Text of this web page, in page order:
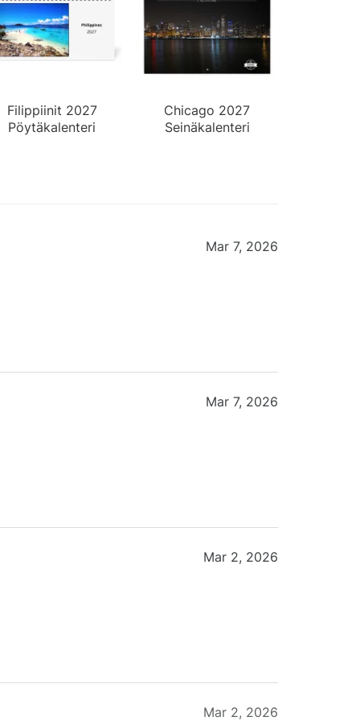
Filippiinit 2027
Pöytäkalenteri
Chicago 2027
Seinäkalenteri
Mar 7, 2026
Mar 7, 2026
Mar 2, 2026
Mar 2, 2026